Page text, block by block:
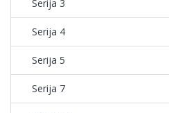
Serija 3
Serija 4
Serija 5
Serija 7